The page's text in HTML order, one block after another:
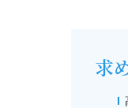
求